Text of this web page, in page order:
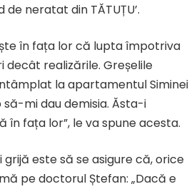
neratat din TĂTUȚU’.
în fața lor că lupta împotriva
decât realizările. Greșelile
la apartamentul Siminei
să-mi dau demisia. Ăsta-i
fața lor”, le va spune acesta.
este să se asigure că, orice
pe doctorul Ștefan: „Dacă e